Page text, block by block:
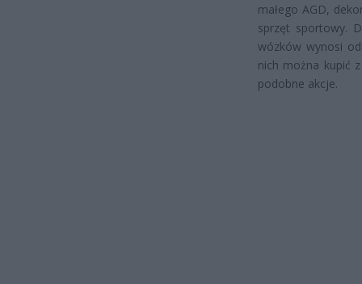
małego AGD,
sprzęt sportowy.
wózków wynosi
nich można kupić
podobne akcje.